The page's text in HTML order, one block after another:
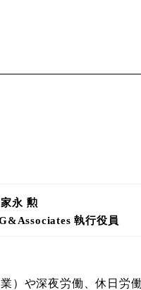
永 勲
執行役員
）や深夜労働、休日労